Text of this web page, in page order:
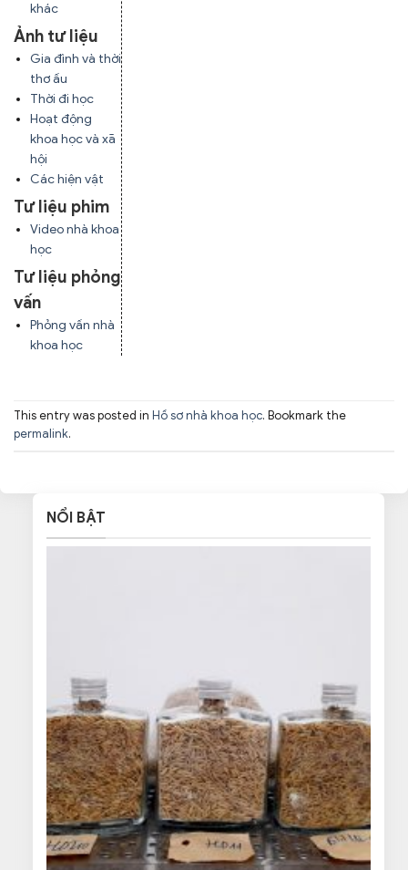
khác
Ảnh tư liệu
Gia đình và thời
thơ ấu
Thời đi học
Hoạt động
khoa học và xã
hội
Các hiện vật
Tư liệu phim
Video nhà khoa
học
Tư liệu phỏng
vấn
Phỏng vấn nhà
khoa học
This entry was posted in Hồ sơ nhà khoa học. Bookmark the
permalink.
NỔI BẬT